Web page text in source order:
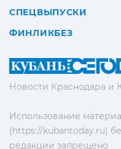
Новости Краснодара и
Использование
(https://kubantoday.ru)
редакции запрещено
СПЕЦВЫПУСКИ
ФИНЛИКБЕЗ